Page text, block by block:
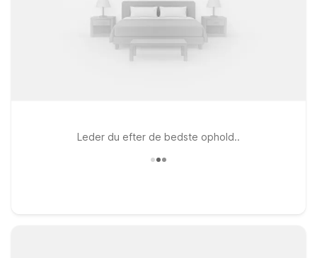
Leder du efter de bedste ophold..